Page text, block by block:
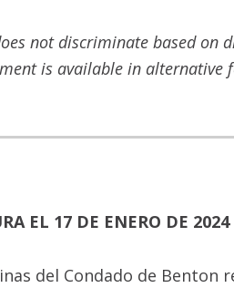
not discriminate based on
is available in alternative
EL 17 DE ENERO DE
del Condado de Benton